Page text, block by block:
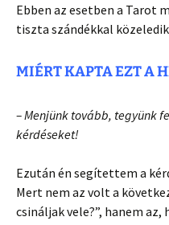
Ebben az esetben a Tarot
tiszta szándékkal
MIÉRT KAPTA EZT A
– Menjünk tovább, tegyünk
kérdéseket!
Ezután én segítettem a
Mert nem az volt a
csináljak vele?”, hanem az,